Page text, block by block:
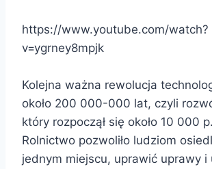
https://www.youtube.com/watch?
v=ygrney8mpjk
Kolejna ważna rewolucja
około 200 000-000 lat, czyli
który rozpoczął się około 10 000
Rolnictwo pozwoliło ludziom
jednym miejscu, uprawić uprawy i